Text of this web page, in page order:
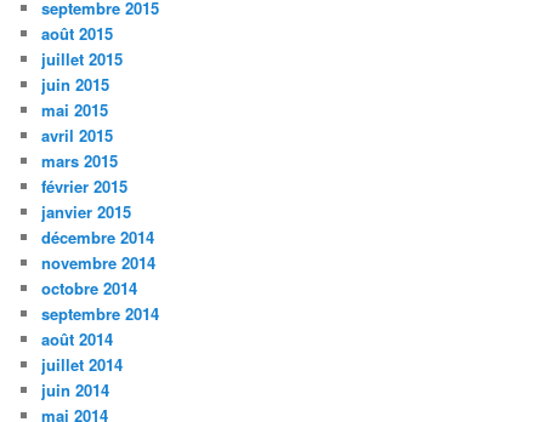
septembre 2015
août 2015
juillet 2015
juin 2015
mai 2015
avril 2015
mars 2015
février 2015
janvier 2015
décembre 2014
novembre 2014
octobre 2014
septembre 2014
août 2014
juillet 2014
juin 2014
mai 2014